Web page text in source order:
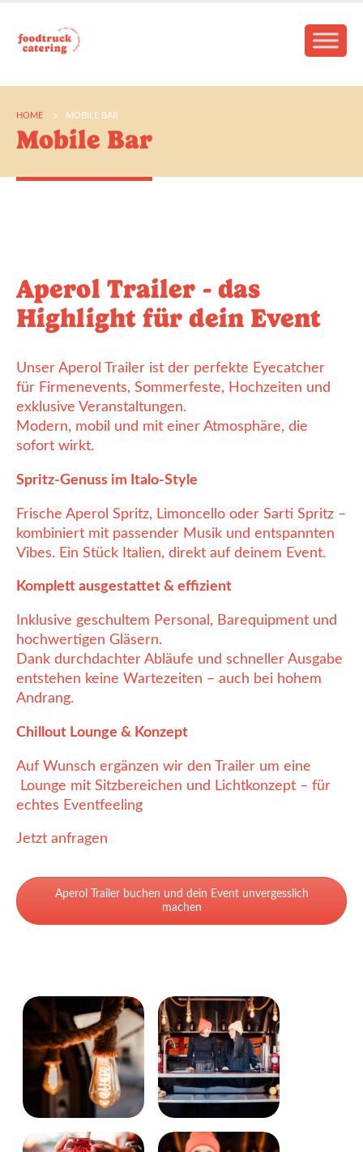
HOME MOBILE BAR
Mobile Bar
Aperol Trailer - das
Highlight für dein Event
Unser Aperol Trailer ist der perfekte Eyecatcher
für Firmenevents, Sommerfeste, Hochzeiten und
exklusive Veranstaltungen.
Modern, mobil und mit einer Atmosphäre, die
sofort wirkt.
Spritz-Genuss im Italo-Style
Frische Aperol Spritz, Limoncello oder Sarti Spritz –
kombiniert mit passender Musik und entspannten
Vibes. Ein Stück Italien, direkt auf deinem Event.
Komplett ausgestattet & effizient
Inklusive geschultem Personal, Barequipment und
hochwertigen Gläsern.
Dank durchdachter Abläufe und schneller Ausgabe
entstehen keine Wartezeiten – auch bei hohem
Andrang.
Chillout Lounge & Konzept
Auf Wunsch ergänzen wir den Trailer um eine
Lounge mit Sitzbereichen und Lichtkonzept – für
echtes Eventfeeling
Jetzt anfragen
Aperol Trailer buchen und dein Event unvergesslich
machen